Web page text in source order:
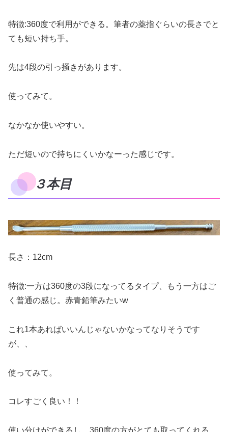
特徴:360度で利用ができる。筆者の薬指ぐらいの長さでと
ても短い持ち手。
先は4段の引っ掻きがあります。
使ってみて。
なかなか使いやすい。
ただ短いので持ちにくいかなーった感じです。
３本目
長さ：12cm
特徴:一方は360度の3段になってるタイプ、もう一方はご
く普通の感じ。赤青鉛筆みたいw
これ1本あればいいんじゃないかなってなりそうです
が、、
使ってみて。
コレすごく良い！！